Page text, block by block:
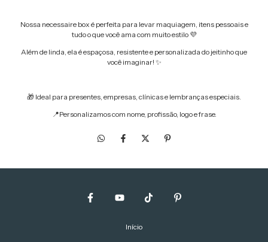
Nossa necessaire box é perfeita para levar maquiagem, itens pessoais e
tudo o que você ama com muito estilo 💜
Além de linda, ela é espaçosa, resistente e personalizada do jeitinho que
você imaginar! ✨
🎁 Ideal para presentes, empresas, clínicas e lembranças especiais.
📍Personalizamos com nome, profissão, logo e frase.
Início